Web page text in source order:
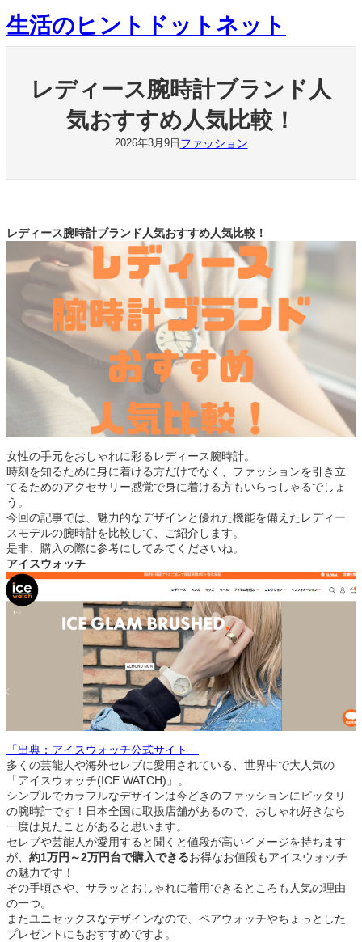
内
容
を
生活のヒントドットネット
レディース腕時計ブランド人
気おすすめ人気比較！
2026年3月9日 ファッション
レディース腕時計ブランド人気おすすめ人気比較！
女性の手元をおしゃれに彩るレディース腕時計。
時刻を知るために身に着ける方だけでなく、ファッションを引き立
てるためのアクセサリー感覚で身に着ける方もいらっしゃるでしょ
う。
今回の記事では、魅力的なデザインと優れた機能を備えたレディー
スモデルの腕時計を比較して、ご紹介します。
是非、購入の際に参考にしてみてくださいね。
アイスウォッチ
「出典：アイスウォッチ公式サイト」
多くの芸能人や海外セレブに愛用されている、世界中で大人気の
「アイスウォッチ(ICE WATCH)」。
シンプルでカラフルなデザインは今どきのファッションにピッタリ
の腕時計です！日本全国に取扱店舗があるので、おしゃれ好きなら
一度は見たことがあると思います。
セレブや芸能人が愛用すると聞くと値段が高いイメージを持ちます
が、 約1万円～2万円台で購入できるお得なお値段もアイスウォッチ
の魅力です！
その手頃さや、サラッとおしゃれに着用できるところも人気の理由
の一つ。
またユニセックスなデザインなので、ペアウォッチやちょっとした
プレゼントにもおすすめですよ。